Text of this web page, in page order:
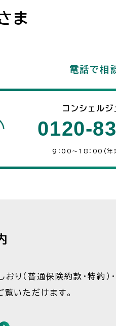
ま
電話で相
コンシェルジ
0120-
9：00～18：00（年
り（普通保険約款・特約）・
いただけます。